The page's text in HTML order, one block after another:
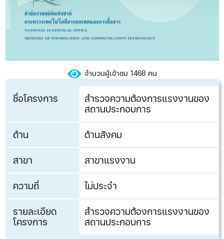
จำนวนผู้เข้าชม 1468 คน
ชื่อโครงการ
สำรวจความต้องการแรงงานของ
สถานประกอบการ
ด้าน ด้านสังคม
สาขา สาขาแรงงาน
ความถี่ ไม่ประจำ
รายละเอียด
โครงการ
สำรวจความต้องการแรงงานของ
สถานประกอบการ